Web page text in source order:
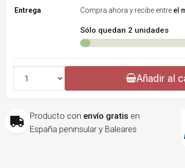
Entrega
Compra ahora y recibe entre el
Sólo quedan 2 unidades
Cantidad Añadir al
Producto con envío gratis en
España peninsular y Baleares